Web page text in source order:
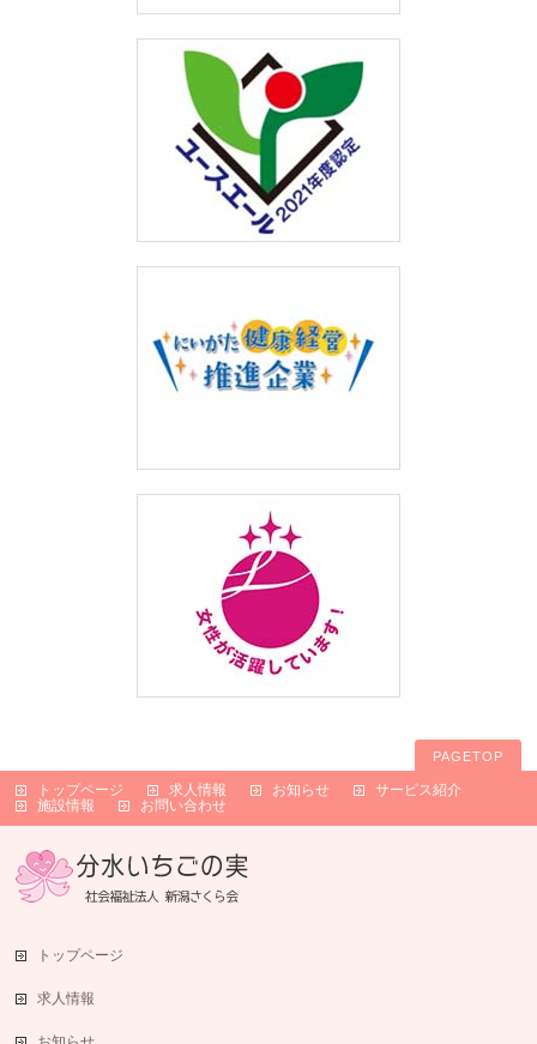
PAGETOP
トップページ 求人情報 お知らせ
サービス紹介
施設情報
お問い合わせ
トップページ
求人情報